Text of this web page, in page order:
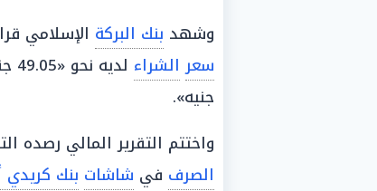
وشهد بنك البركة الإسلامي
سعر الشراء لديه نحو «49.05 جنيه»، في حين وصل سعر
جنيه».
واختتم التقرير المالي رصده
الصرف في شاشات بنك كريدي